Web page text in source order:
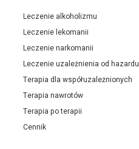
Leczenie alkoholizmu
Leczenie lekomanii
Leczenie narkomanii
Leczenie uzależnienia od hazardu
Terapia dla współuzależnionych
Terapia nawrotów
Terapia po terapii
Cennik